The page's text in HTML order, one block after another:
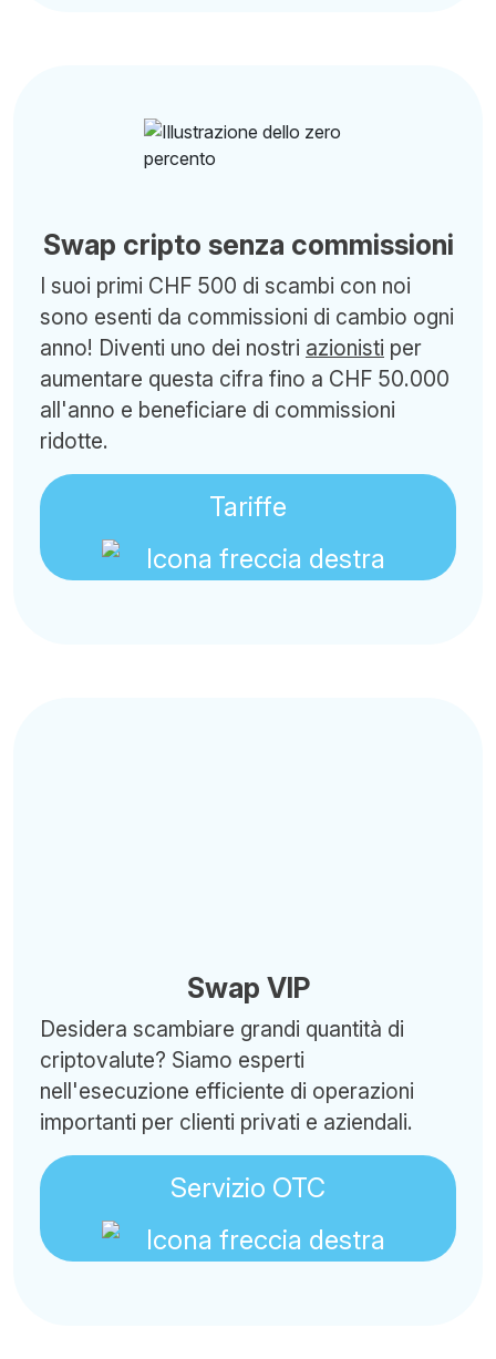
Swap cripto senza commissioni
I suoi primi CHF 500 di scambi con noi
sono esenti da commissioni di cambio ogni
anno! Diventi uno dei nostri azionisti per
aumentare questa cifra fino a CHF 50.000
all'anno e beneficiare di commissioni
ridotte.
Tariffe
Swap VIP
Desidera scambiare grandi quantità di
criptovalute? Siamo esperti
nell'esecuzione efficiente di operazioni
importanti per clienti privati e aziendali.
Servizio OTC